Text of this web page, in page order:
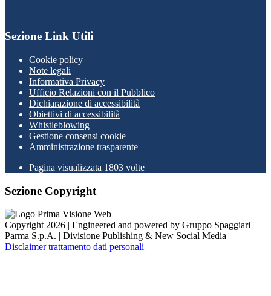
Sezione Link Utili
Cookie policy
Note legali
Informativa Privacy
Ufficio Relazioni con il Pubblico
Dichiarazione di accessibilità
Obiettivi di accessibilità
Whistleblowing
Gestione consensi cookie
Amministrazione trasparente
Pagina visualizzata 1803 volte
Sezione Copyright
Copyright 2026 | Engineered and powered by Gruppo Spaggiari
Parma S.p.A. | Divisione Publishing & New Social Media
Disclaimer trattamento dati personali